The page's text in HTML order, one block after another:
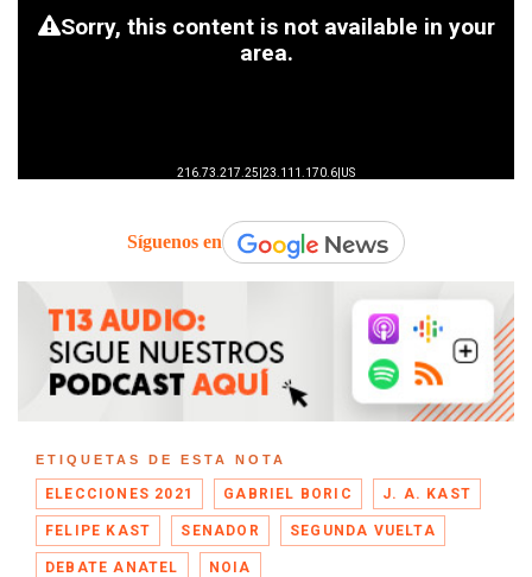
Síguenos en
ETIQUETAS DE ESTA NOTA
ELECCIONES 2021 GABRIEL BORIC J. A. KAST
FELIPE KAST SENADOR SEGUNDA VUELTA
DEBATE ANATEL NOIA